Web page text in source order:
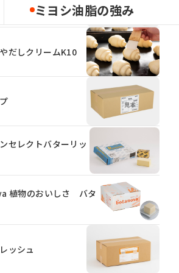
ミヨシ油脂の強み
だしクリームK10
セレクトバターリッ
植物のおいしさ バタ
ッシュ